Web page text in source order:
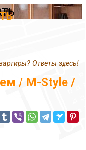
Ответы здесь!
/ M-Style /